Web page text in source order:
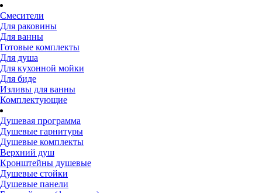
Смесители
Для раковины
Для ванны
Готовые комплекты
Для душа
Для кухонной мойки
Для биде
Изливы для ванны
Комплектующие
Душевая программа
Душевые гарнитуры
Душевые комплекты
Верхний душ
Кронштейны душевые
Душевые стойки
Душевые панели